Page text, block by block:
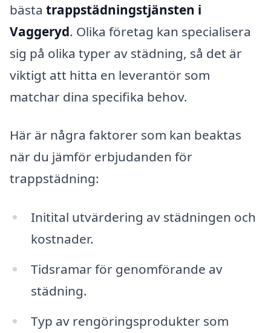
bästa trappstädningstjänsten i
Vaggeryd. Olika företag kan specialisera
sig på olika typer av städning, så det är
viktigt att hitta en leverantör som
matchar dina specifika behov.
Här är några faktorer som kan beaktas
när du jämför erbjudanden för
trappstädning:
Initital utvärdering av städningen och
kostnader.
Tidsramar för genomförande av
städning.
Typ av rengöringsprodukter som